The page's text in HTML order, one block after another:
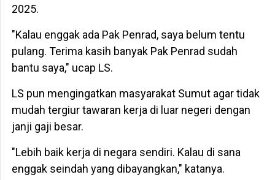
2025.
"Kalau enggak ada Pak Penrad, saya belum tentu
pulang. Terima kasih banyak Pak Penrad sudah
bantu saya," ucap LS.
LS pun mengingatkan masyarakat Sumut agar tidak
mudah tergiur tawaran kerja di luar negeri dengan
janji gaji besar.
"Lebih baik kerja di negara sendiri. Kalau di sana
enggak seindah yang dibayangkan," katanya.